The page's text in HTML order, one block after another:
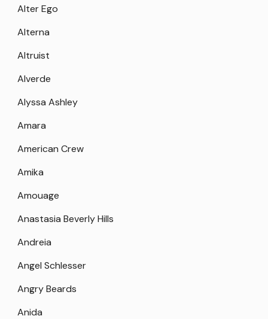
Alter Ego
Alterna
Altruist
Alverde
Alyssa Ashley
Amara
American Crew
Amika
Amouage
Anastasia Beverly Hills
Andreia
Angel Schlesser
Angry Beards
Anida